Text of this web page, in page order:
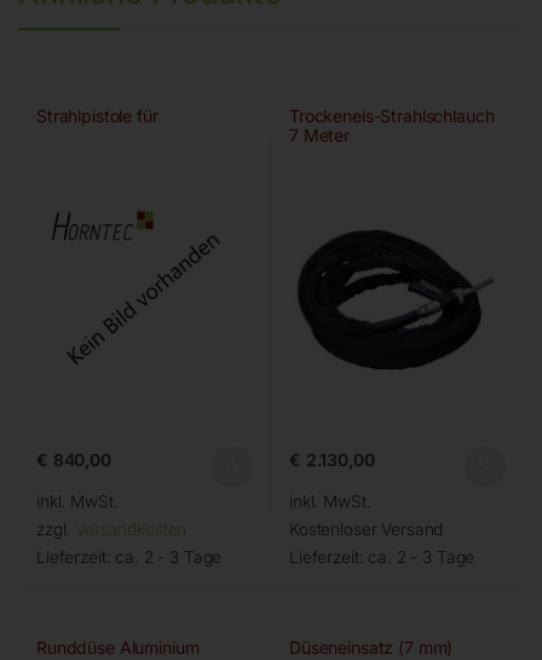
Strahlpistole für
€ 840,00
inkl. MwSt.
zzgl. Versandkosten
Lieferzeit: ca. 2 - 3 Tage
Trockeneis-Strahlschlauch
7 Meter
€ 2.130,00
inkl. MwSt.
Kostenloser Versand
Lieferzeit: ca. 2 - 3 Tage
Runddüse Aluminium Düseneinsatz (7 mm)